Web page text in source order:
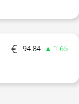
94.84
▲ 1.65